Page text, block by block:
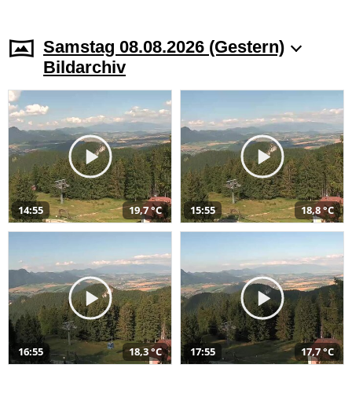
Samstag 08.08.2026 (Gestern)
Bildarchiv
14:55 19,7 °C 15:55 18,8 °C
16:55 18,3 °C 17:55 17,7 °C